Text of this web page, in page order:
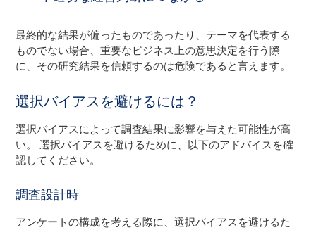
最終的な結果が偏ったものであったり、テーマを代表する
ものでない場合、重要なビジネス上の意思決定を行う際
に、その研究結果を信頼するのは危険であると言えます。
選択バイアスを避けるには？
選択バイアスによって調査結果に影響を与えた可能性が高
い。 選択バイアスを避けるために、以下のアドバイスを確
認してください。
調査設計時
アンケートの構成を考える際に、選択バイアスを避けるた